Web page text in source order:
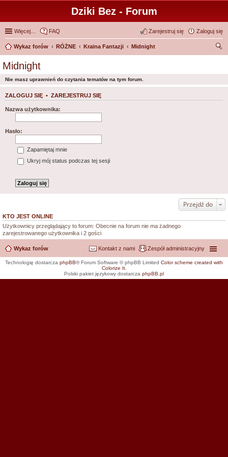
Dziki Bez - Forum
Więcej… FAQ Zaloguj się
Zarejestruj się
Wykaz forów RÓŻNE Kraina Fantazji
Midnight
Midnight
Nie masz uprawnień do czytania tematów na tym forum.
ZALOGUJ SIĘ • ZAREJESTRUJ SIĘ
Nazwa użytkownika:
Hasło:
Zapamiętaj mnie
Ukryj mój status podczas tej sesji
Przejdź do
KTO JEST ONLINE
Użytkownicy przeglądający to forum: Obecnie na forum nie ma żadnego
zarejestrowanego użytkownika i 2 gości
Wykaz forów Zespół administracyjny
Kontakt z nami
Technologię dostarcza phpBB® Forum Software © phpBB Limited Color scheme created with
Colorize It.
Polski pakiet językowy dostarcza phpBB.pl